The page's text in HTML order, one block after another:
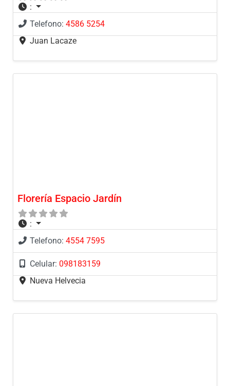
:
Telefono: 4586 5254
Juan Lacaze
Florería Espacio Jardín
:
Telefono: 4554 7595
Celular: 098183159
Nueva Helvecia